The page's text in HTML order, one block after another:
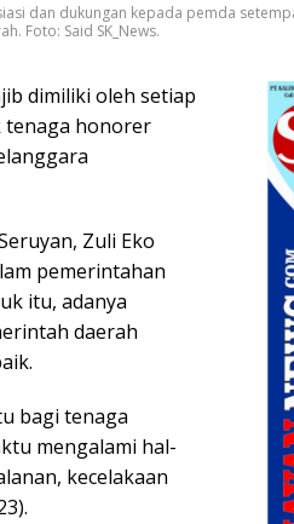
dan dukungan kepada pemda
Foto: Said SK_News.
dimiliki oleh setiap
tenaga honorer
Zuli Eko
pemerintahan
itu, adanya
daerah
bagi tenaga
mengalami hal-
kecelakaan